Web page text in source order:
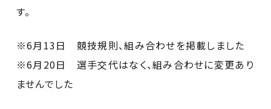
す。
※6月13日 競技規則、組み合わせを掲載しました
※6月20日 選手交代はなく、組み合わせに変更あり
ませんでした